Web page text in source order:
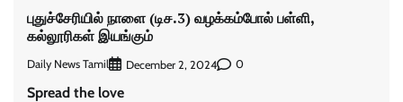
புதுச்சேரியில் நாளை (டிச.3) வழக்கம்போல் பள்ளி,
கல்லூரிகள் இயங்கும்
Daily News Tamil December 2, 2024 0
Spread the love